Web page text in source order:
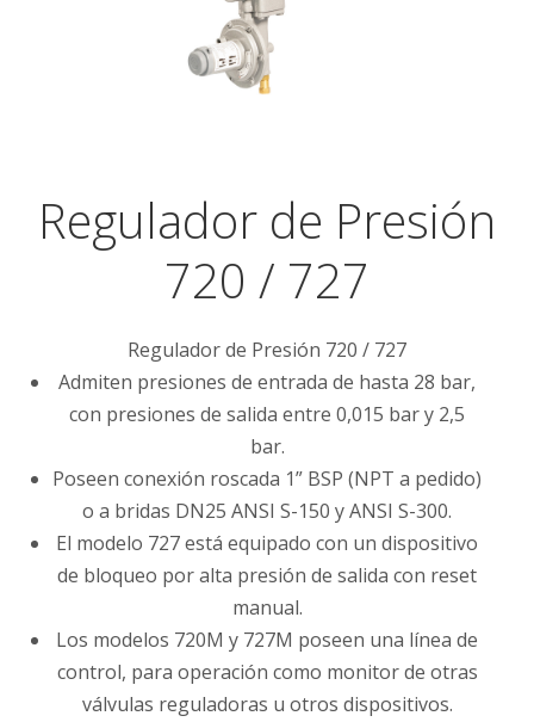
Regulador de Presión
720 / 727
Regulador de Presión 720 / 727
Admiten presiones de entrada de hasta 28 bar,
con presiones de salida entre 0,015 bar y 2,5
bar.
Poseen conexión roscada 1” BSP (NPT a pedido)
o a bridas DN25 ANSI S-150 y ANSI S-300.
El modelo 727 está equipado con un dispositivo
de bloqueo por alta presión de salida con reset
manual.
Los modelos 720M y 727M poseen una línea de
control, para operación como monitor de otras
válvulas reguladoras u otros dispositivos.